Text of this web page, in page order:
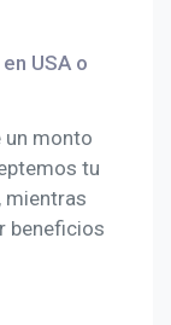
USA o
un monto
tu
mientras
beneficios